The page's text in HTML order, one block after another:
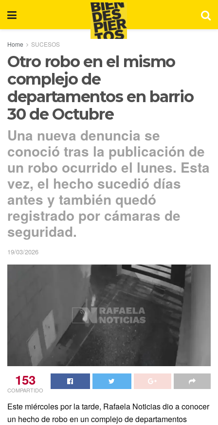
Home SUCESOS
Otro robo en el mismo
complejo de
departamentos en barrio
30 de Octubre
Una nueva denuncia se
conoció tras la publicación de
un robo ocurrido el lunes. Esta
vez, el hecho sucedió días
antes y también quedó
registrado por cámaras de
seguridad.
19/03/2026
153
COMPARTIDO
Este miércoles por la tarde, Rafaela Noticias dio a conocer
un hecho de robo en un complejo de departamentos